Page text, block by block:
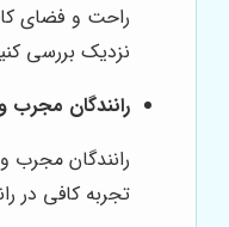
راحت و فضای
نزدیک بررسی
رانندگان مجرب
رانندگان مجرب
تجربه کافی در